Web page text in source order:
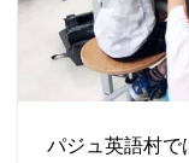
パジュ英語村で